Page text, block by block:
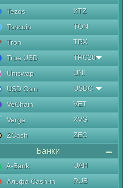
Tezos
XTZ
Toncoin
TON
Tron
TRX
True USD
TRC20
Uniswap
UNI
USD Coin
USDC
VeChain
VET
Verge
XVG
ZCash
ZEC
Банки
A-Bank
UAH
Альфа Cash-in
RUB